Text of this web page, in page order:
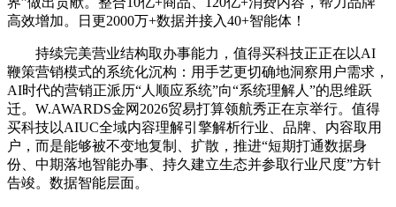
高效增加。日更2000万+数据并接入40+智能体！
持续完美营业结构取办事能力，值得买科技正正在以AI
鞭策营销模式的系统化沉构：用手艺更切确地洞察用户需求，
AI时代的营销正派历“人顺应系统”向“系统理解人”的思维跃
迁。W.AWARDS金网2026贸易打算领航秀正在京举行。值得
买科技以AIUC全域内容理解引擎解析行业、品牌、内容取用
户，而是能够被不变地复制、扩散，推进“短期打通数据身
份、中期落地智能办事、持久建立生态并参取行业尺度”方针
告竣。数据智能层面。